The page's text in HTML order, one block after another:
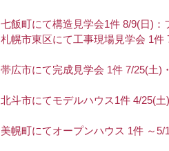
七飯町にて構造見学会1件 8/9(日)：
札幌市東区にて工事現場見学会 1件
帯広市にて完成見学会 1件 7/25(土)
北斗市にてモデルハウス1件 4/25(
美幌町にてオープンハウス 1件 ～5/